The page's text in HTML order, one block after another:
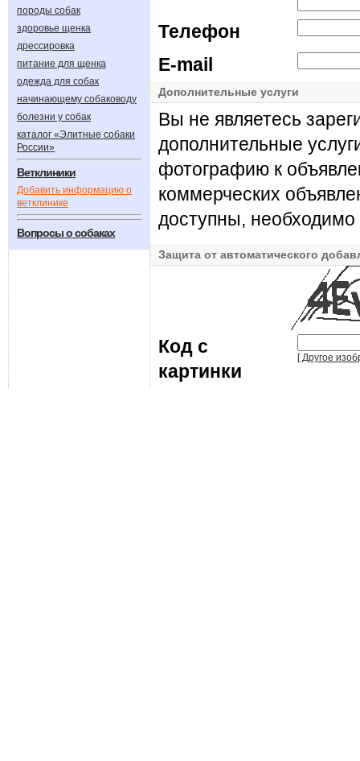
породы собак
здоровье щенка
дрессировка
питание для щенка
одежда для собак
начинающему собаководу
болезни у собак
каталог «Элитные собаки
России»
Ветклиники
Добавить информацию о
ветклинике
Вопросы о собаках
Телефон
E-mail
Дополнительные услуги
Вы не являетесь
дополнительные
фотографию к
коммерческих
доступны, необходимо
Защита от автоматического
Код с
картинки
[ Другое